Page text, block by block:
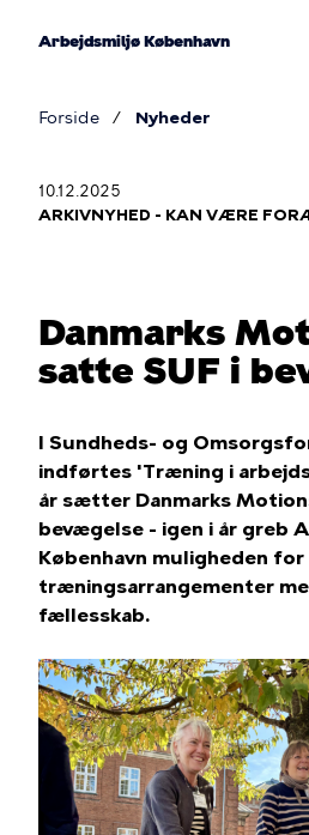
Arbejdsmiljø København
Forside Nyheder
10.12.2025
ARKIVNYHED - KAN VÆRE
Danmarks
satte SUF i
I Sundheds- og
indførtes 'Træning i
år sætter Danmarks
bevægelse - igen i år greb
København muligheden for
træningsarrangementer
fællesskab.